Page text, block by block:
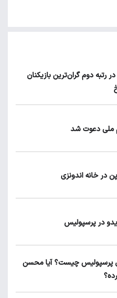
رتبه دوم گران‌ترین بازیکنان
ملی دعوت شد
در خانه اندونزی
در پرسپولیس
پرسپولیس چیست؟ آیا محسن